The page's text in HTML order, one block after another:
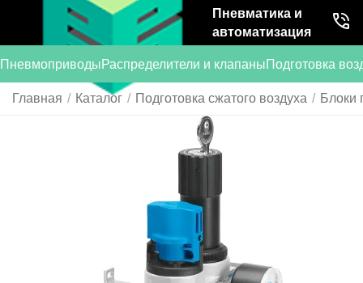
Пневматика и
автоматизация
ПневмоприводыРаспределители и клапаныПодготовка
Главная / Каталог / Подготовка сжатого воздуха / Блоки